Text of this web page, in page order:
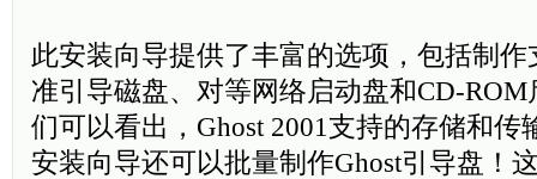
此安装向导提供了丰富的选项，包括制作
准引导磁盘、对等网络启动盘和CD-
们可以看出，Ghost 2001支持的存储和传
安装向导还可以批量制作Ghost引导盘！